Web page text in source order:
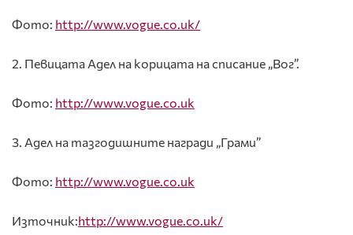
Фото: http://www.vogue.co.uk/
2. Певицата Адел на корицата на списание „Вог”.
Фото: http://www.vogue co uk
3. Адел на тазгодишните награди „Грами”
Фото: http://www.vogue.co.uk
Източник:http://www.vogue co uk/